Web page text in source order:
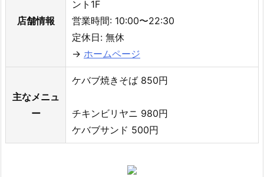
店舗情報
ント1F
営業時間: 10:00〜22:30
定休日: 無休
→ ホームページ
主なメニュ
ー
ケバブ焼きそば 850円
チキンビリヤニ 980円
ケバブサンド 500円